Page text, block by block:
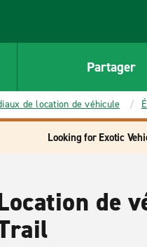
Partager
de location de véhicule
Looking for Exotic
de